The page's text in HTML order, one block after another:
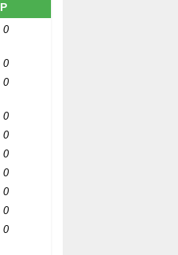
P
0
0
0
0
0
0
0
0
0
0